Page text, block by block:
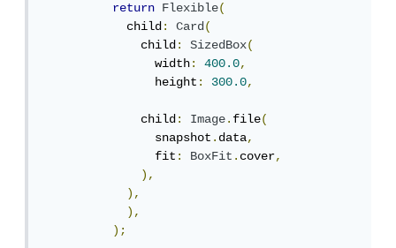
return Flexible(
            child
: Card(
              child
: SizedBox(
                width
: 400.0,
                height
: 300.0,
              child
: Image.file(
                snapshot
.data,
                fit
: BoxFit.cover,
),
),
),
);